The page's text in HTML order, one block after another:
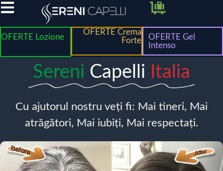
OFERTE Lozione
OFERTE Crema
Forte
OFERTE Gel
Intenso
Sereni Capelli Italia
Cu ajutorul nostru veți fi: Mai tineri, Mai
atrăgători, Mai iubiți, Mai respectați.